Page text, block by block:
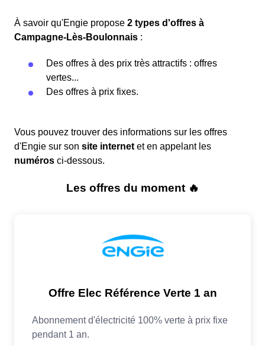
À savoir qu'Engie propose 2 types d'offres à
Campagne-Lès-Boulonnais :
Des offres à des prix très attractifs : offres
vertes...
Des offres à prix fixes.
Vous pouvez trouver des informations sur les offres
d'Engie sur son site internet et en appelant les
numéros ci-dessous.